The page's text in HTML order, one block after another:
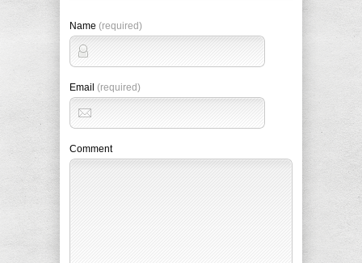
Name (required)
Email (required)
Comment